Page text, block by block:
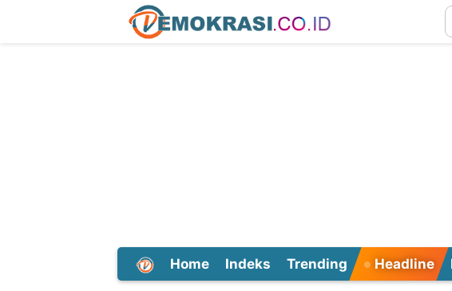
Home Indeks Trending Headline